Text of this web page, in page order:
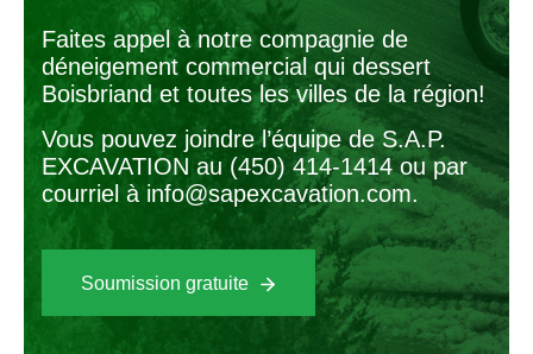
Faites appel à notre compagnie de
déneigement commercial qui dessert
Boisbriand et toutes les villes de la région!
Vous pouvez joindre l’équipe de S.A.P.
EXCAVATION au (450) 414-1414ou par
courriel à info@sapexcavation.com.
Soumission gratuite